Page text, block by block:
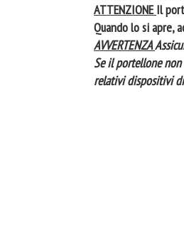
ATTENZIONEIl
Quando lo si apre,
AVVERTENZA
Se il portellone
relativi dispositivi